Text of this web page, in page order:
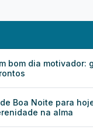
bom dia motivador:
Boa Noite para
na alma